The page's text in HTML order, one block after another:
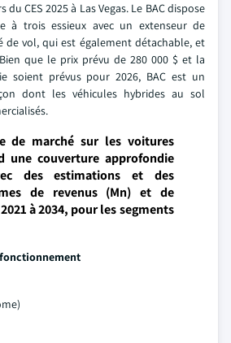
CES 2025 à Las Vegas. Le BAC dispose
à trois essieux avec un extenseur de
de vol, qui est également détachable, et
que le prix prévu de 280 000 $ et la
soient prévus pour 2026, BAC est un
dont les véhicules hybrides au sol
de marché sur les voitures
une couverture approfondie
des estimations et des
de revenus (Mn) et de
à 2034, pour les segments